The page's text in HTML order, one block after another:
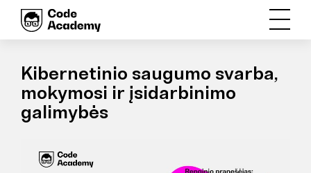
Kibernetinio saugumo svarba,
mokymosi ir įsidarbinimo
galimybės